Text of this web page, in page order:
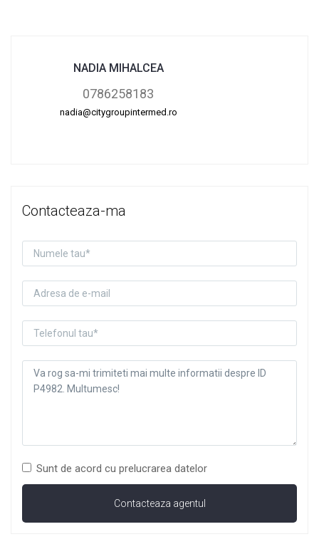
NADIA MIHALCEA
0786258183
nadia@citygroupintermed.ro
Contacteaza-ma
Sunt de acord cu prelucrarea datelor